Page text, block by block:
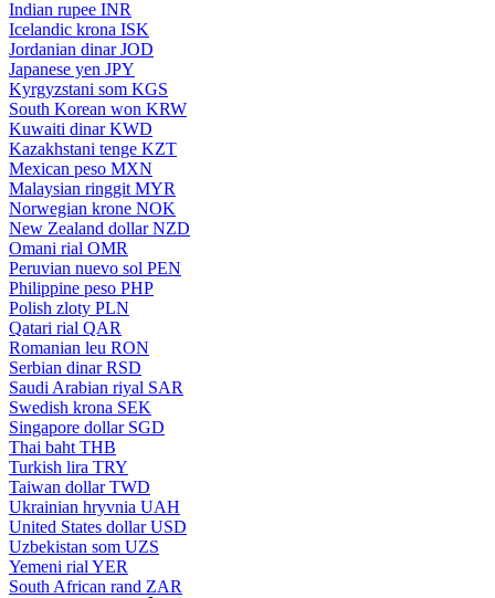
Indian rupee INR
Icelandic krona ISK
Jordanian dinar JOD
Japanese yen JPY
Kyrgyzstani som KGS
South Korean won KRW
Kuwaiti dinar KWD
Kazakhstani tenge KZT
Mexican peso MXN
Malaysian ringgit MYR
Norwegian krone NOK
New Zealand dollar NZD
Omani rial OMR
Peruvian nuevo sol PEN
Philippine peso PHP
Polish zloty PLN
Qatari rial QAR
Romanian leu RON
Serbian dinar RSD
Saudi Arabian riyal SAR
Swedish krona SEK
Singapore dollar SGD
Thai baht THB
Turkish lira TRY
Taiwan dollar TWD
Ukrainian hryvnia UAH
United States dollar USD
Uzbekistan som UZS
Yemeni rial YER
South African rand ZAR